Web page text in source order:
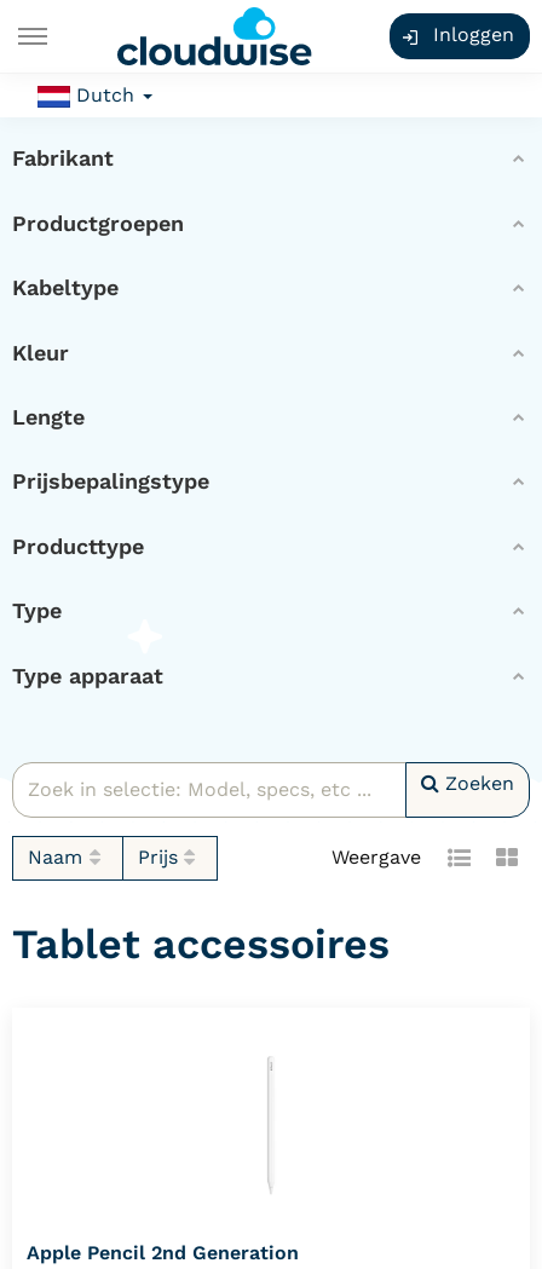
Inloggen
Dutch
Fabrikant
Productgroepen
Kabeltype
Kleur
Lengte
Prijsbepalingstype
Producttype
Type
Type apparaat
Zoeken
Naam Prijs Weergave
Tablet accessoires
Apple Pencil 2nd Generation